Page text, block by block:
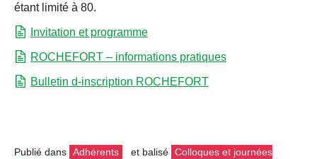
étant limité à 80.
Invitation et programme
ROCHEFORT – informations pratiques
Bulletin d-inscription ROCHEFORT
Publié dans Adhérents et balisé Colloques et journées